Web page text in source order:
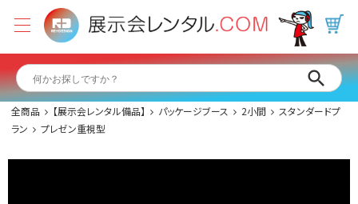
全商品 【展示会レンタル備品】 パッケージブース 2小間
スタンダードプ
ラン
プレゼン重視型